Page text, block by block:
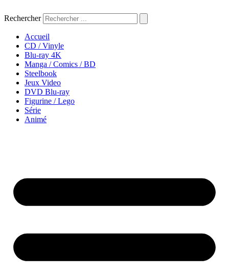
au
Rechercher
Accueil
CD / Vinyle
Blu-ray 4K
Manga / Comics / BD
Steelbook
Jeux Video
DVD Blu-ray
Figurine / Lego
Série
Animé